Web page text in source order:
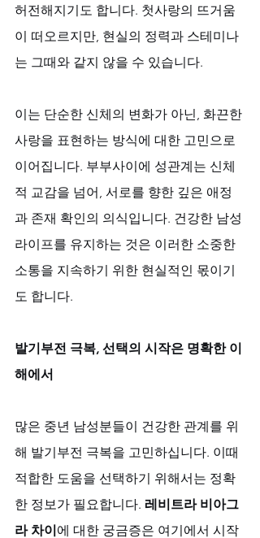
허전해지기도 합니다. 첫사랑의 뜨거움
이 떠오르지만, 현실의 정력과 스테미나
는 그때와 같지 않을 수 있습니다.
이는 단순한 신체의 변화가 아닌, 화끈한
사랑을 표현하는 방식에 대한 고민으로
이어집니다. 부부사이에 성관계는 신체
적 교감을 넘어, 서로를 향한 깊은 애정
과 존재 확인의 의식입니다. 건강한 남성
라이프를 유지하는 것은 이러한 소중한
소통을 지속하기 위한 현실적인 몫이기
도 합니다.
발기부전 극복, 선택의 시작은 명확한 이
해에서
많은 중년 남성분들이 건강한 관계를 위
해 발기부전 극복을 고민하십니다. 이때
적합한 도움을 선택하기 위해서는 정확
한 정보가 필요합니다. 레비트라 비아그
라 차이에 대한 궁금증은 여기에서 시작